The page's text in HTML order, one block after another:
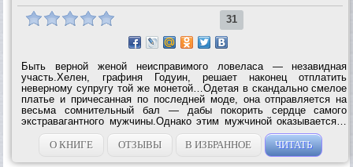
31
Быть верной женой неисправимого ловеласа — незавидная
участь.Хелен, графиня Годуин, решает наконец отплатить
неверному супругу той же монетой…Одетая в скандально смелое
платье и причесанная по последней моде, она отправляется на
весьма сомнительный бал — дабы покорить сердце самого
экстравагантного мужчины.Однако этим мужчиной оказывается…
ее собственный муж, граф Годуин, постыдно и страстно
влюбившийся в собственную...
О КНИГЕ ОТЗЫВЫ В ИЗБРАННОЕ ЧИТАТЬ